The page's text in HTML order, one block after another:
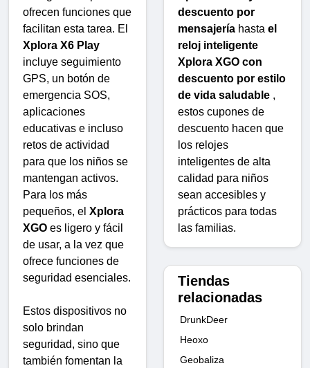
ofrecen funciones que
facilitan esta tarea. El
Xplora X6 Play
incluye seguimiento
GPS, un botón de
emergencia SOS,
aplicaciones
educativas e incluso
retos de actividad
para que los niños se
mantengan activos.
Para los más
pequeños, el Xplora
XGO es ligero y fácil
de usar, a la vez que
ofrece funciones de
seguridad esenciales.
Estos dispositivos no
solo brindan
seguridad, sino que
también fomentan la
descuento por
mensajería hasta el
reloj inteligente
Xplora XGO con
descuento por estilo
de vida saludable ,
estos cupones de
descuento hacen que
los relojes
inteligentes de alta
calidad para niños
sean accesibles y
prácticos para todas
las familias.
Tiendas
relacionadas
DrunkDeer
Heoxo
Geobaliza